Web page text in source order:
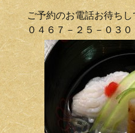
ご予約のお電話お待ちし
０４６７－２５－０３０